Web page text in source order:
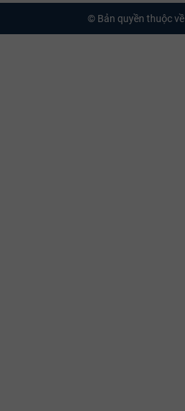
© Bản quyền thuộc về